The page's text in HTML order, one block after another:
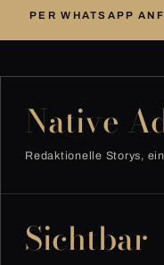
PER WHATSAPP
Native
Redaktionelle Storys,
Sichtbar